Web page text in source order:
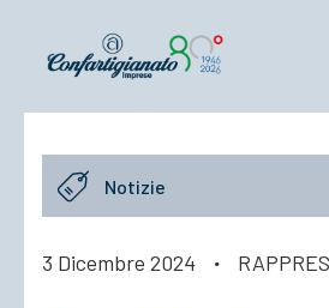
Notizie e Documenti
Confartigianato
Notizie
3 Dicembre 2024 ·